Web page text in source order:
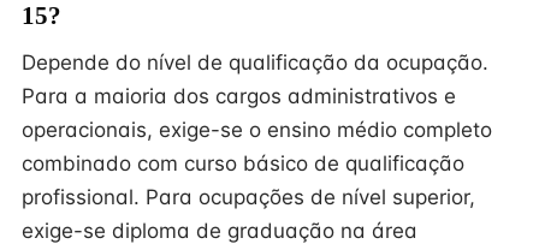
15?
Depende do nível de qualificação da ocupação.
Para a maioria dos cargos administrativos e
operacionais, exige-se o ensino médio completo
combinado com curso básico de qualificação
profissional. Para ocupações de nível superior,
exige-se diploma de graduação na área